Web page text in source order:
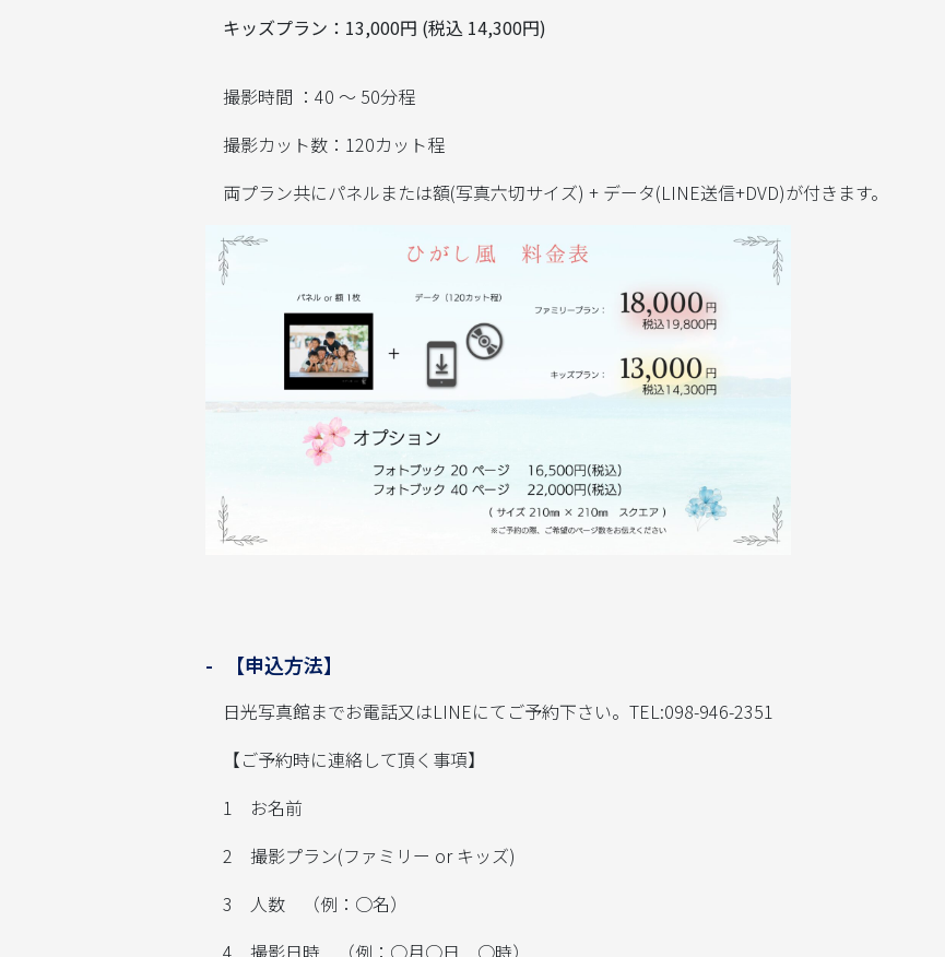
キッズプラン：13,000円 (税込 14,300円)
撮影時間 ：40 〜 50分程
撮影カット数：120カット程
両プラン共にパネルまたは額(写真六切サイズ) + データ(LINE送信+DVD)が付きます。
【申込方法】
日光写真館までお電話又はLINEにてご予約下さい。TEL:098-946-2351
【ご予約時に連絡して頂く事項】
1 お名前
2 撮影プラン(ファミリー or キッズ)
3 人数 （例：○名）
4 撮影日時 （例：○月○日 ○時）